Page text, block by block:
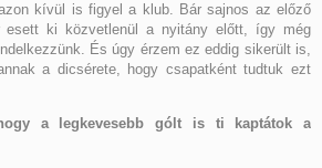
kívül is figyel a klub. Bár sajnos az előző
esett ki közvetlenül a nyitány előtt, így még
És úgy érzem ez eddig sikerült is,
a dicsérete, hogy csapatként tudtuk ezt
a legkevesebb gólt is ti kaptátok a